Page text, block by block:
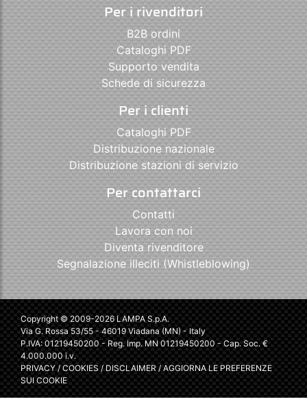
Per i rivenditori
B2B ordini
Cataloghi PDF
Supporto vendita
Schede di sicurezza
Per i clienti
Cataloghi PDF
Distribuzione nazionale
Distribuzione stazioni di servizio
Per contattarci
Contatti
Lavora con noi
Diventa rivenditore
Segnalazione illeciti (Whistleblowing)
Copyright © 2009-2026 LAMPA S.p.A.
Via G. Rossa 53/55 - 46019 Viadana (MN) - Italy
P.IVA: 01219450200 - Reg. Imp. MN 01219450200 - Cap. Soc. €
4.000.000 i.v.
PRIVACY/COOKIES/DISCLAIMER/AGGIORNA LE PREFERENZE
SUI COOKIE